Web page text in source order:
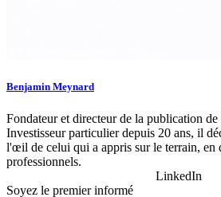
Benjamin Meynard
Fondateur et directeur de la publication
Investisseur particulier depuis 20 ans, il
l'œil de celui qui a appris sur le terrain, en
professionnels.
LinkedIn
Soyez le premier informé